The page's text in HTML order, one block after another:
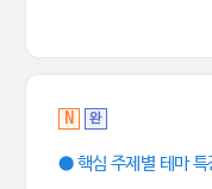
N 완
● 핵심 주제별 테마